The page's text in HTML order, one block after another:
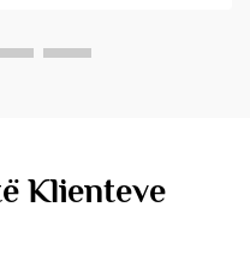
Klienteve